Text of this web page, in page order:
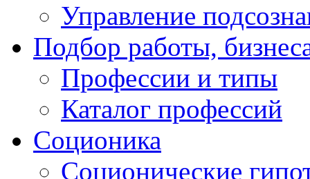
Управление
Подбор работы,
Профессии и типы
Каталог профессий
Cоционика
Соционические